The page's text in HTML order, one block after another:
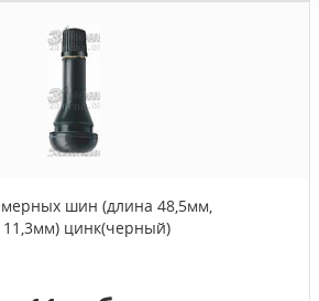
шин (длина 48,5мм,
11,3мм) цинк(черный)